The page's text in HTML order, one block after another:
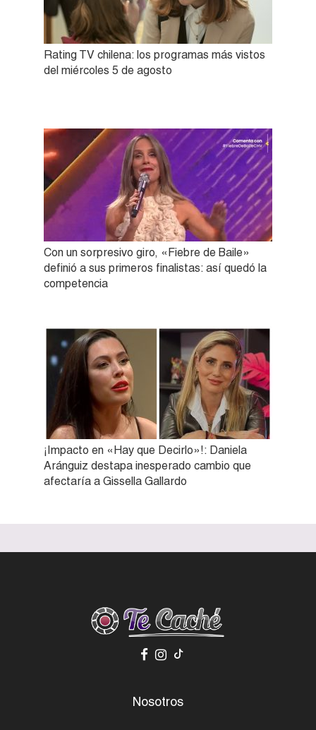
Rating TV chilena: los programas más vistos
del miércoles 5 de agosto
Con un sorpresivo giro, «Fiebre de Baile»
definió a sus primeros finalistas: así quedó la
competencia
¡Impacto en «Hay que Decirlo»!: Daniela
Aránguiz destapa inesperado cambio que
afectaría a Gissella Gallardo
Nosotros